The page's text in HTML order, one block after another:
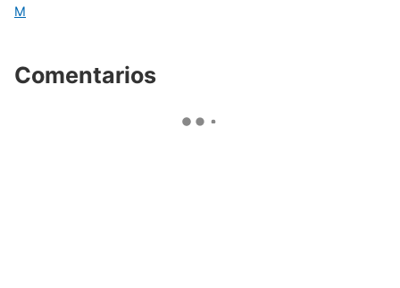
M
Comentarios